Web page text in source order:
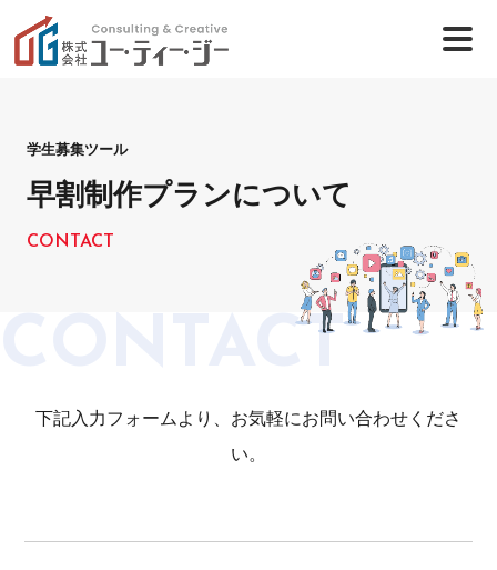
学生募集ツール
早割制作プランについて
CONTACT
CONTACT
下記入力フォームより、お気軽にお問い合わせくださ
い。